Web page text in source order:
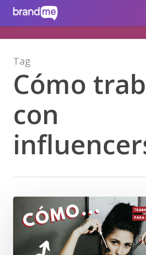
brandme.la
Tag
Cómo
con